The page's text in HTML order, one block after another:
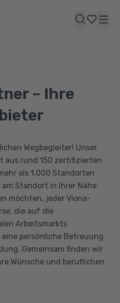
– Ihre
Wegbegleiter! Unser
aus rund 150 zertifizierten
als 1.000 Standorten
Standort in Ihrer Nähe
möchten, jeder Viona-
die auf die
Arbeitsmarkts
persönliche Betreuung
Gemeinsam finden wir
Wünsche und beruflichen